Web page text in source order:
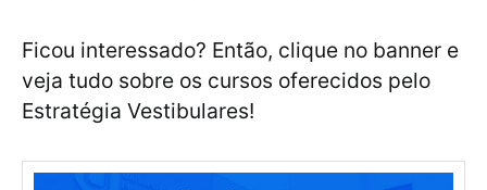
Ficou interessado? Então, clique no banner e
veja tudo sobre os cursos oferecidos pelo
Estratégia Vestibulares!